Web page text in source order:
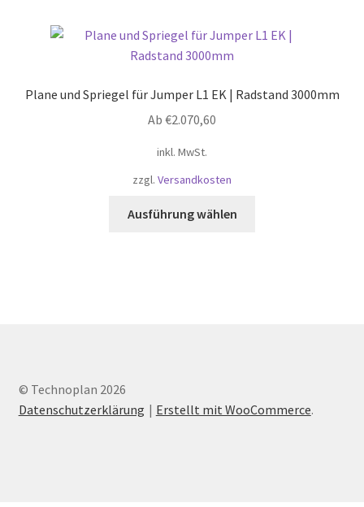
auf.
können
Plane und Spriegel für Jumper L1 EK | Radstand 3000mm
Ab €2.070,60
inkl. MwSt.
zzgl. Versandkosten
Ausführung wählen
der
© Technoplan 2026
Datenschutzerklärung
Erstellt mit WooCommerce.